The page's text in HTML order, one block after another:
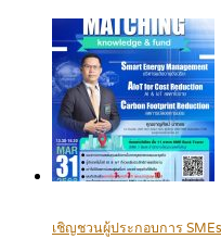
เชิญชวนผู้ประกอบการ